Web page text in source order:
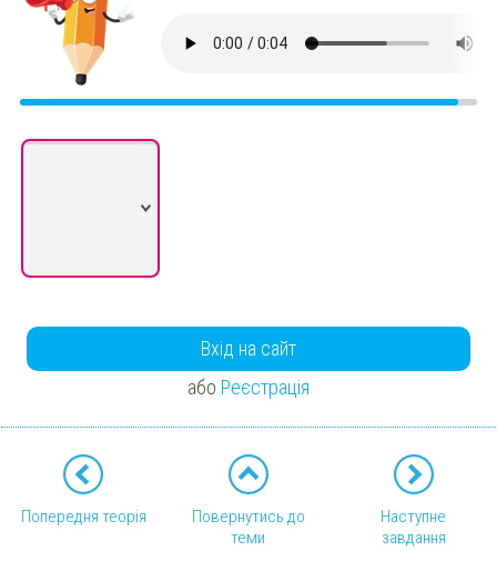
Вхід на сайт
або Реєстрація
Попередня теорія
Повернутись до
теми
Наступне
завдання